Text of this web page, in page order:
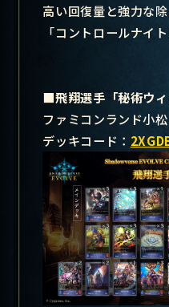
高い回復量と強力な
「コントロールナイ
■飛翔選手「秘術ウィ
ファミコンランド小
デッキコード：